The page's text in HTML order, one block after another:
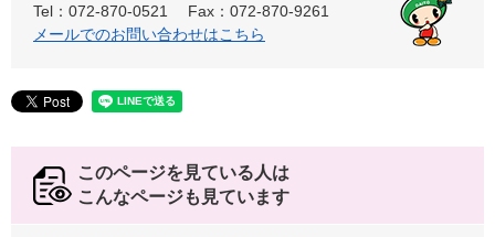
Tel：072-870-0521
Fax：072-870-9261
メールでのお問い合わせはこちら
このページを見ている人は
こんなページも見ています